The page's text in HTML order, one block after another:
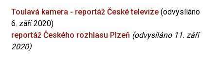
Toulavá kamera - reportáž České televize (odvysíláno
6. září 2020)
reportáž Českého rozhlasu Plzeň (odvysíláno 11. září
2020)